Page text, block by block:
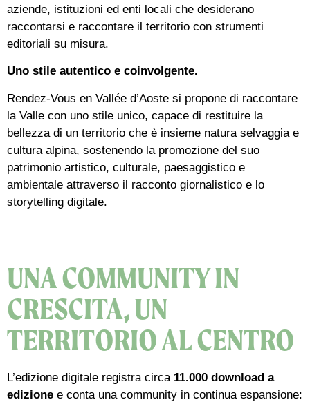
aziende, istituzioni ed enti locali che desiderano
raccontarsi e raccontare il territorio con strumenti
editoriali su misura.
Uno stile autentico e coinvolgente.
Rendez-Vous en Vallée d’Aoste si propone di raccontare
la Valle con uno stile unico, capace di restituire la
bellezza di un territorio che è insieme natura selvaggia e
cultura alpina, sostenendo la promozione del suo
patrimonio artistico, culturale, paesaggistico e
ambientale attraverso il racconto giornalistico e lo
storytelling digitale.
UNA COMMUNITY IN
CRESCITA, UN
TERRITORIO AL CENTRO
L’edizione digitale registra circa 11.000 download a
edizione e conta una community in continua espansione: